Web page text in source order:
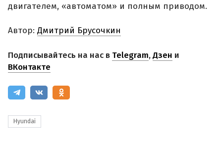
двигателем, «автоматом» и полным приводом.
Автор: Дмитрий Брусочкин
Подписывайтесь на нас в Telegram,Дзен и
ВКонтакте
Hyundai